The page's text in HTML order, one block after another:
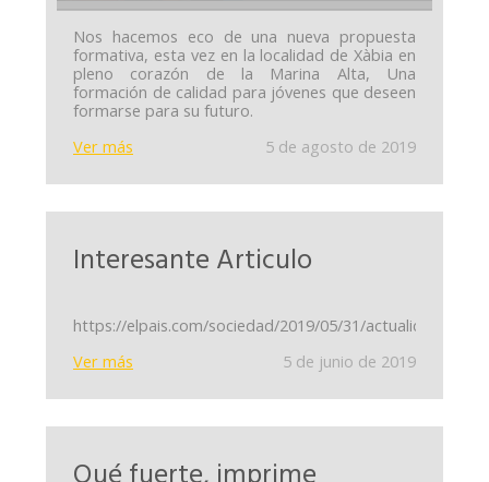
Nos hacemos eco de una nueva propuesta
formativa, esta vez en la localidad de Xàbia en
pleno corazón de la Marina Alta, Una
formación de calidad para jóvenes que deseen
formarse para su futuro.
5 de agosto de 2019
Ver más
Interesante Articulo
https://elpais.com/sociedad/2019/05/31/actualidad/
5 de junio de 2019
Ver más